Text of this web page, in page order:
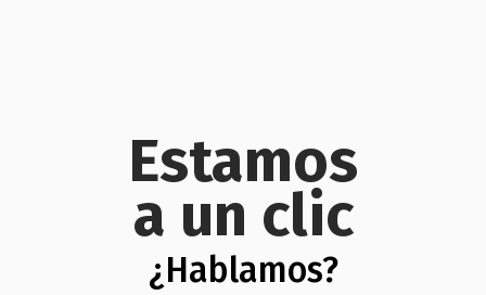
Estamos
a un clic
¿Hablamos?